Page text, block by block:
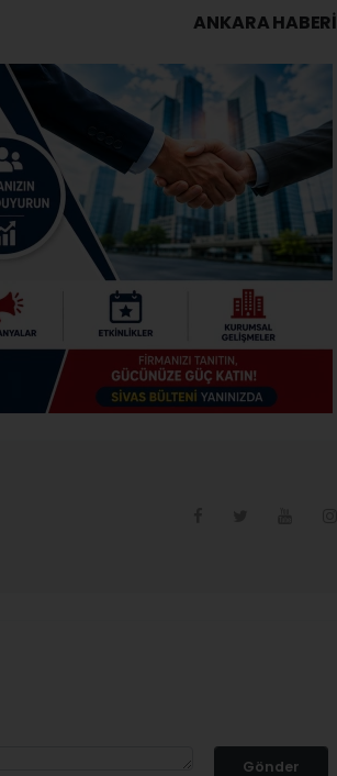
ANKARA HABERİ
Gönder